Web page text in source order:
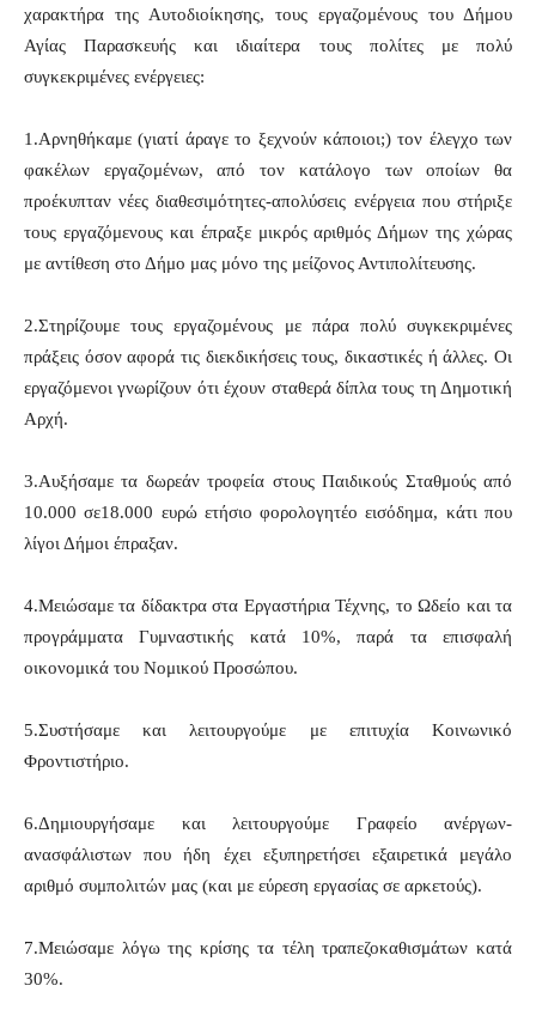
χαρακτήρα της Αυτοδιοίκησης, τους εργαζομένους του Δήμου
Αγίας Παρασκευής και ιδιαίτερα τους πολίτες με πολύ
συγκεκριμένες ενέργειες:
1.Αρνηθήκαμε (γιατί άραγε το ξεχνούν κάποιοι;) τον έλεγχο των
φακέλων εργαζομένων, από τον κατάλογο των οποίων θα
προέκυπταν νέες διαθεσιμότητες-απολύσεις ενέργεια που στήριξε
τους εργαζόμενους και έπραξε μικρός αριθμός Δήμων της χώρας
με αντίθεση στο Δήμο μας μόνο της μείζονος Αντιπολίτευσης.
2.Στηρίζουμε τους εργαζομένους με πάρα πολύ συγκεκριμένες
πράξεις όσον αφορά τις διεκδικήσεις τους, δικαστικές ή άλλες. Οι
εργαζόμενοι γνωρίζουν ότι έχουν σταθερά δίπλα τους τη Δημοτική
Αρχή.
3.Αυξήσαμε τα δωρεάν τροφεία στους Παιδικούς Σταθμούς από
10.000 σε18.000 ευρώ ετήσιο φορολογητέο εισόδημα, κάτι που
λίγοι Δήμοι έπραξαν.
4.Μειώσαμε τα δίδακτρα στα Εργαστήρια Τέχνης, το Ωδείο και τα
προγράμματα Γυμναστικής κατά 10%, παρά τα επισφαλή
οικονομικά του Νομικού Προσώπου.
5.Συστήσαμε και λειτουργούμε με επιτυχία Κοινωνικό
Φροντιστήριο.
6.Δημιουργήσαμε και λειτουργούμε Γραφείο ανέργων-
ανασφάλιστων που ήδη έχει εξυπηρετήσει εξαιρετικά μεγάλο
αριθμό συμπολιτών μας (και με εύρεση εργασίας σε αρκετούς).
7.Μειώσαμε λόγω της κρίσης τα τέλη τραπεζοκαθισμάτων κατά
30%.